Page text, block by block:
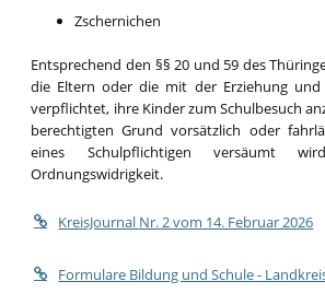
Zschernichen
Entsprechend den §§ 20 und 59 des
die Eltern oder die mit der Erziehung und
verpflichtet, ihre Kinder zum Schulbesuch
berechtigten Grund vorsätzlich oder
eines Schulpflichtigen versäumt
Ordnungswidrigkeit.
KreisJournal Nr. 2 vom 14. Februar 2026
Formulare Bildung und Schule -